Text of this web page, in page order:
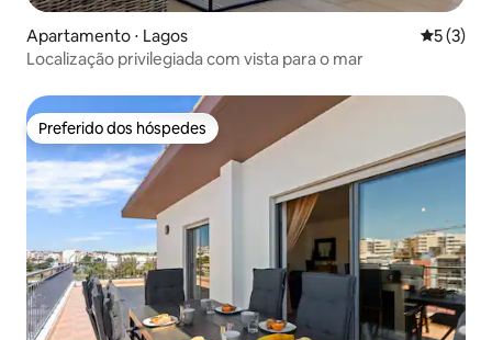
Apartamento ⋅ Lagos 5 de
5 (3)
Localização privilegiada com vista para o mar
Preferido dos hóspedes
Preferido dos hóspedes